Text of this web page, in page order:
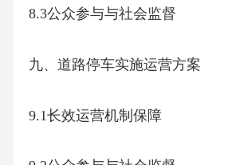
8.3公众参与与社会监督
九、道路停车实施运营方案
9.1长效运营机制保障